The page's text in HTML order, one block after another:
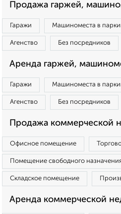
Продажа гаржей,
Гаражи Машиноместа в
Агенство Без посредников
Аренда гаржей,
Гаражи Машиноместа в
Агенство Без посредников
Продажа коммерческой
Офисное помещение
Помещение свободного
Складское помещение
Аренда коммерческой